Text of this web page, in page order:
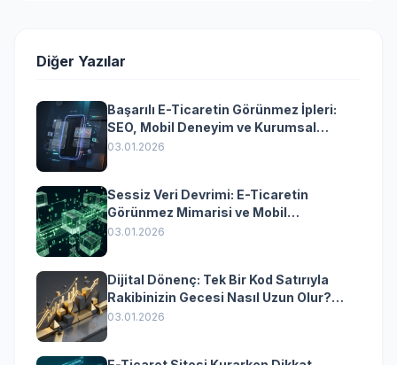
Diğer Yazılar
Başarılı E-Ticaretin Görünmez İpleri:
SEO, Mobil Deneyim ve Kurumsal
Yazılımın Kazandıran Senkronizasyonu
03.01.2026
Sessiz Veri Devrimi: E-Ticaretin
Görünmez Mimarisi ve Mobil
Dönüşümün Kurumsal Anahtarı
03.01.2026
Dijital Dönenç: Tek Bir Kod Satırıyla
Rakibinizin Gecesi Nasıl Uzun Olur?
(Kurumsal Yazılımın Güçlü Rolü)
03.01.2026